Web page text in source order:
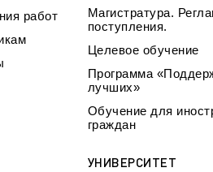
работ
Магистратура.
поступления.
Целевое обучение
Программа
лучших»
Обучение для
граждан
УНИВЕРСИТЕТ